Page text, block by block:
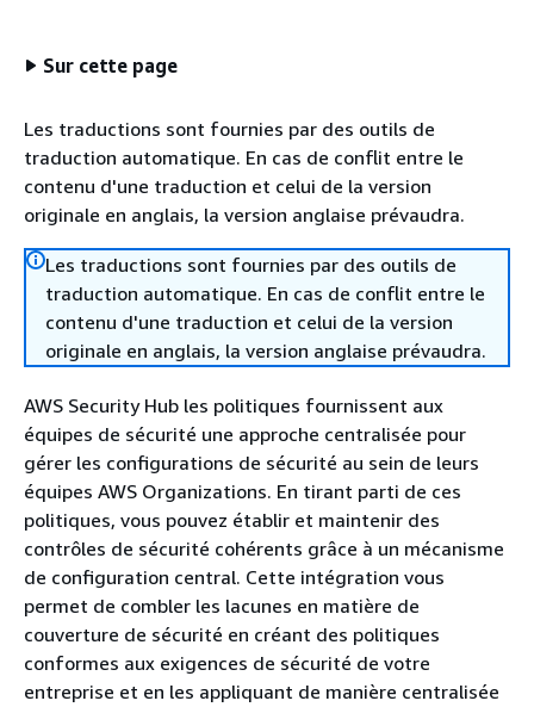
Sur cette page
Les traductions sont fournies par des outils de
traduction automatique. En cas de conflit entre le
contenu d'une traduction et celui de la version
originale en anglais, la version anglaise prévaudra.
Les traductions sont fournies par des outils de
traduction automatique. En cas de conflit entre le
contenu d'une traduction et celui de la version
originale en anglais, la version anglaise prévaudra.
AWS Security Hub les politiques fournissent aux
équipes de sécurité une approche centralisée pour
gérer les configurations de sécurité au sein de leurs
équipes AWS Organizations. En tirant parti de ces
politiques, vous pouvez établir et maintenir des
contrôles de sécurité cohérents grâce à un mécanisme
de configuration central. Cette intégration vous
permet de combler les lacunes en matière de
couverture de sécurité en créant des politiques
conformes aux exigences de sécurité de votre
entreprise et en les appliquant de manière centralisée